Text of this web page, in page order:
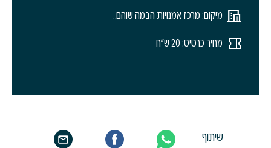
מיקום: מרכז אמנויות הבמה שוהם..
מחיר כרטיס: 20 ש"ח
שיתוף